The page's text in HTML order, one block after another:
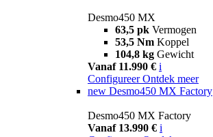
Desmo450 MX
63,5 pk Vermogen
53,5 Nm Koppel
104,8 kg Gewicht
Vanaf 11.990 € i
Configureer Ontdek meer
new Desmo450 MX Factory
Desmo450 MX Factory
Vanaf 13.990 € i